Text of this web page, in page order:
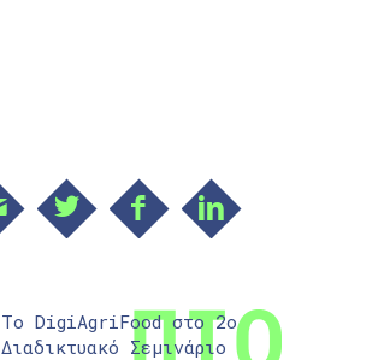
Το DigiAgriFood στο 2ο
Διαδικτυακό Σεμινάριο